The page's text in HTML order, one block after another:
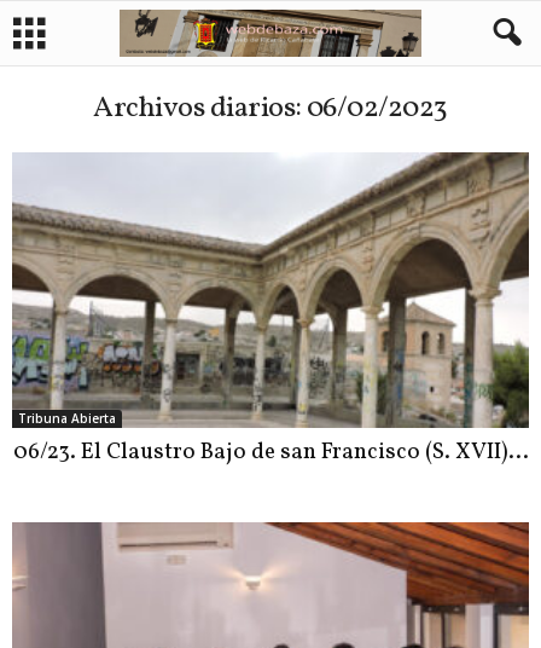
Archivos diarios: 06/02/2023
Tribuna Abierta
06/23. El Claustro Bajo de san Francisco (S. XVII)…